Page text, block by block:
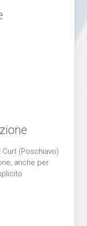
(Poschiavo)
anche per